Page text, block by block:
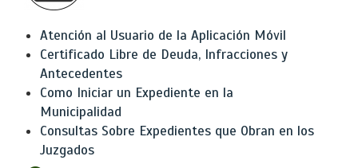
Atención al Usuario de la Aplicación Móvil
Certificado Libre de Deuda, Infracciones y
Antecedentes
Como Iniciar un Expediente en la
Municipalidad
Consultas Sobre Expedientes que Obran en los
Juzgados